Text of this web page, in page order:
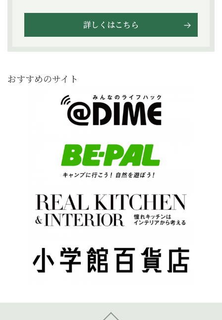
詳しくはこちら
おすすめのサイト